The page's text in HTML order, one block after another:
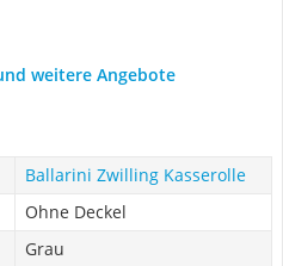
weitere Angebote
Ballarini Zwilling Kasserolle
Ohne Deckel
Grau